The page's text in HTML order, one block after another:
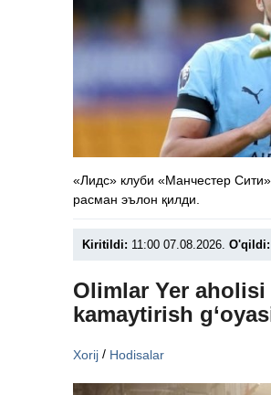
«Лидс» клуби «Манчестер
расман эълон қилди.
Kiritildi: 11:00 07.08.2026. O'qildi:
Olimlar Yer
kamaytirish
Xorij/ Hodisalar